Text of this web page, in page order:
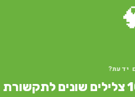
ידעת?
חתולים משתמשים ב-100 צלילים שונים לתקשורת